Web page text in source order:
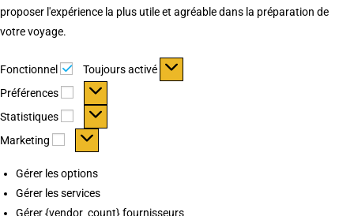
proposer l'expérience la plus utile et agréable dans la préparation de
votre voyage.
Fonctionnel Fonctionnel
Toujours activé
Préférences
Préférences
Statistiques Statistiques
Marketing Marketing
Gérer les options
Gérer les services
Gérer {vendor_count} fournisseurs